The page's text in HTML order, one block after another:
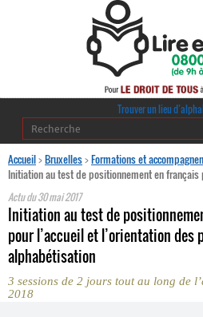
Trouver un lieu
Accueil>Bruxelles>Formations et
Initiation au test de positionnement en
Actu du30 mai 2017
Initiation au test de
pour l’accueil et l’orientation des
alphabétisation
3 sessions de 2 jours tout au long de
2018